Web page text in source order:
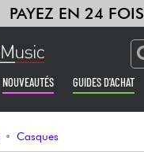
PAYEZ EN 24 FOIS
NOUVEAUTÉS GUIDES D'ACHAT
• Casques